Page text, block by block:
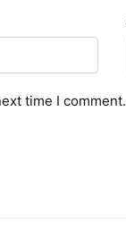
time I comment.